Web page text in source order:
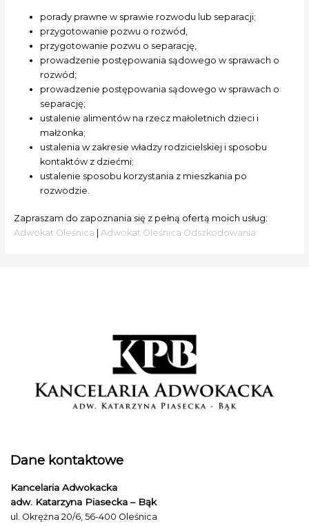
porady prawne w sprawie rozwodu lub separacji;
przygotowanie pozwu o rozwód,
przygotowanie pozwu o separację,
prowadzenie postępowania sądowego w sprawach o
rozwód;
prowadzenie postępowania sądowego w sprawach o
separację;
ustalenie alimentów na rzecz małoletnich dzieci i
małżonka;
ustalenia w zakresie władzy rodzicielskiej i sposobu
kontaktów z dziećmi;
ustalenie sposobu korzystania z mieszkania po
rozwodzie.
Zapraszam do zapoznania się z pełną ofertą moich usług:
Adwokat Oleśnica
Adwokat Oleśnica Odszkodowania
Dane kontaktowe
Kancelaria Adwokacka
adw. Katarzyna Piasecka – Bąk
ul. Okrężna 20/6, 56-400 Oleśnica